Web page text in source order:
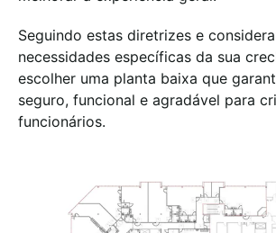
Seguindo estas diretrizes e
necessidades específicas da sua
escolher uma planta baixa que
seguro, funcional e agradável para
funcionários.